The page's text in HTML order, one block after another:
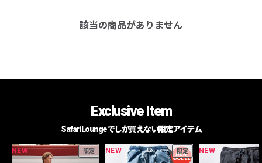
該当の商品がありません
Exclusive Item
Safari Loungeでしか買えない限定アイテム
NEW 限定 NEW 限定 NEW